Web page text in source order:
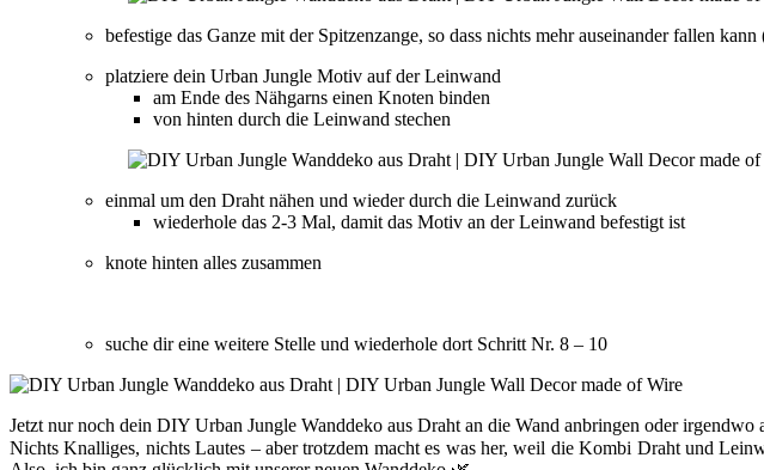
befestige das Ganze mit der Spitzenzange, so dass nichts mehr auseinander fallen
platziere dein Urban Jungle Motiv auf der Leinwand
am Ende des Nähgarns einen Knoten binden
von hinten durch die Leinwand stechen
einmal um den Draht nähen und wieder durch die Leinwand zurück
wiederhole das 2-3 Mal, damit das Motiv an der Leinwand befestigt ist
knote hinten alles zusammen
suche dir eine weitere Stelle und wiederhole dort Schritt Nr. 8 – 10
Jetzt nur noch dein DIY Urban Jungle Wanddeko aus Draht an die Wand anbringen oder
Nichts Knalliges, nichts Lautes – aber trotzdem macht es was her, weil die Kombi Draht und